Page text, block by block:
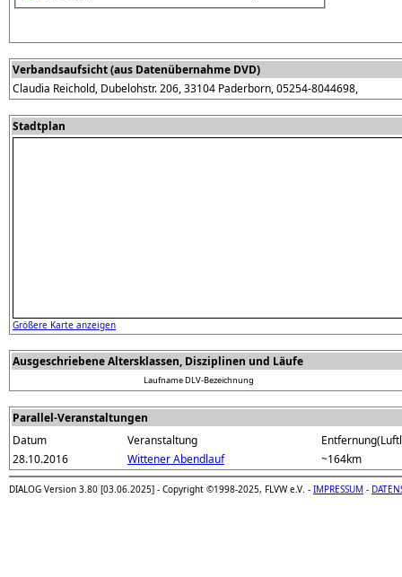
Verbandsaufsicht (aus Datenübernahme DVD)
Claudia Reichold, Dubelohstr. 206, 33104 Paderborn, 05254-8044698,
Stadtplan
Größere Karte anzeigen
Ausgeschriebene Altersklassen, Disziplinen und Läufe
LaufnameDLV-Bezeichnung
Parallel-Veranstaltungen
Datum
Veranstaltung
28.10.2016
Wittener Abendlauf ~164km
DIALOG Version 3.80 [03.06.2025] - Copyright ©1998-2025, FLVW e.V. - IMPRESSUM -